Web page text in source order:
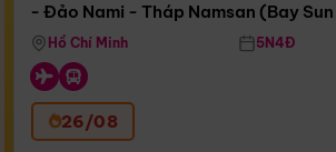
Bay Sun Phuquoc Airways
- Đảo Nami - Tháp Namsan (Bay
Airways)
Hồ Chí Minh 5N4Đ
26/08